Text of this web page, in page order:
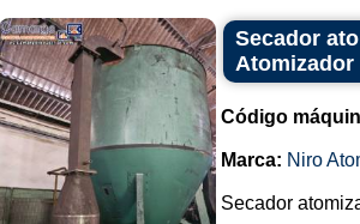
Secador
Atomizador
Código
Marca: Niro
Secador